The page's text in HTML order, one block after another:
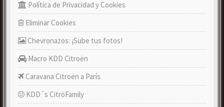
Política de Privacidad y Cookies
Eliminar Cookies
Chevronazos: ¡Sube tus fotos!
Macro KDD Citroën
Caravana Citroën a París
KDD´s CitröFamily